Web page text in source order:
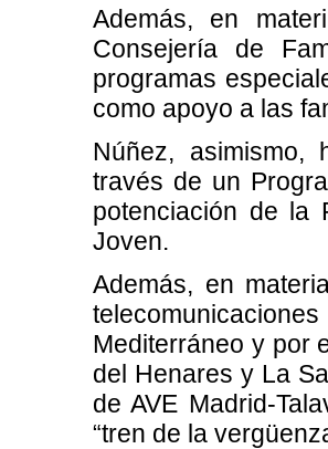
Además, en
Consejería de
programas
como apoyo a las
Núñez, asimismo,
través de un
potenciación de la
Joven.
Además, en
Mediterráneo y por
del Henares y La
de AVE Madrid-
“tren de la